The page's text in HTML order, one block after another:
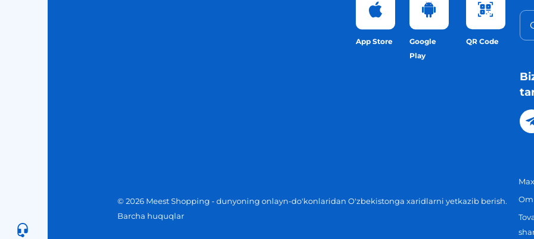
App Store
Google
Play
QR Code
© 2026 Meest Shopping - dunyoning onlayn-do'konlaridan O'zbekistonga xaridlarni yetkazib berish.
Barcha huquqlar